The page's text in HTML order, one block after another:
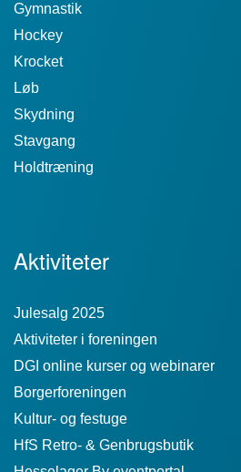
Gymnastik
Hockey
Krocket
Løb
Skydning
Stavgang
Holdtræning
Aktiviteter
Julesalg 2025
Aktiviteter i foreningen
DGI online kurser og webinarer
Borgerforeningen
Kultur- og festuge
HfS Retro- & Genbrugsbutik